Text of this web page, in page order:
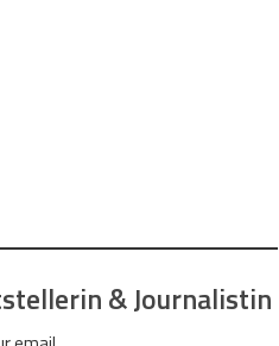
& Journalistin